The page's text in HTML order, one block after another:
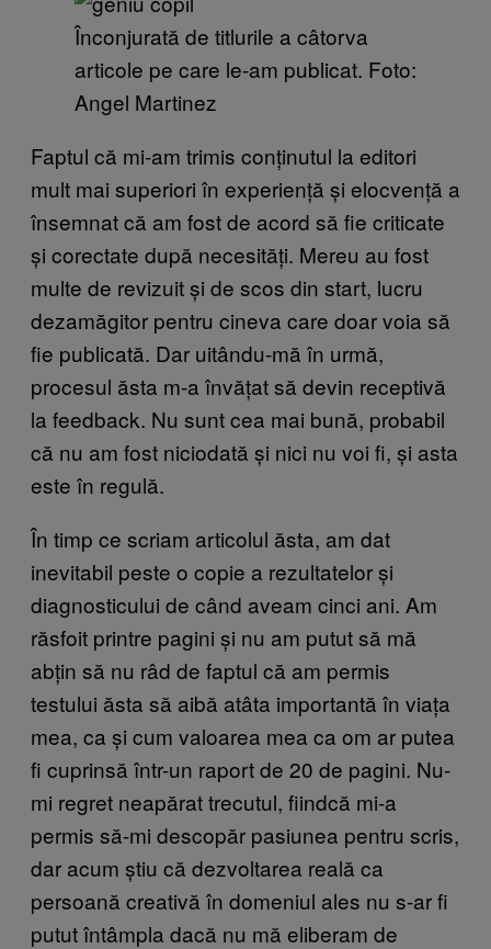
Înconjurată de titlurile a câtorva
articole pe care le-am publicat. Foto:
Angel Martinez
Faptul că mi-am trimis conținutul la editori
mult mai superiori în experiență și elocvență a
însemnat că am fost de acord să fie criticate
și corectate după necesități. Mereu au fost
multe de revizuit și de scos din start, lucru
dezamăgitor pentru cineva care doar voia să
fie publicată. Dar uitându-mă în urmă,
procesul ăsta m-a învățat să devin receptivă
la feedback. Nu sunt cea mai bună, probabil
că nu am fost niciodată și nici nu voi fi, și asta
este în regulă.
În timp ce scriam articolul ăsta, am dat
inevitabil peste o copie a rezultatelor și
diagnosticului de când aveam cinci ani. Am
răsfoit printre pagini și nu am putut să mă
abțin să nu râd de faptul că am permis
testului ăsta să aibă atâta importantă în viața
mea, ca și cum valoarea mea ca om ar putea
fi cuprinsă într-un raport de 20 de pagini. Nu-
mi regret neapărat trecutul, fiindcă mi-a
permis să-mi descopăr pasiunea pentru scris,
dar acum știu că dezvoltarea reală ca
persoană creativă în domeniul ales nu s-ar fi
putut întâmpla dacă nu mă eliberam de